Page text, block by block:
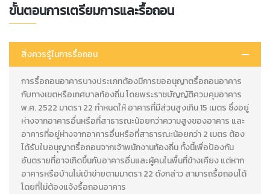
ขั้นตอนการเตรียมการและรื้อถอน
สิ่งควรรู้ในการรื้อถอน
การรื้อถอนอาคารบางประเภทต้องมีการขออนุญาตรื้อถอนอาคาร
กับทางเขตหรือเทศบาลท้องถิ่น โดยพระราชบัญญัติควบคุมอาคาร
พ.ศ. 2522 มาตรา 22 กำหนดให้ อาคารที่มีส่วนสูงเกิน 15 เมตร ซึ่งอยู่
ห่างจากอาคารอื่นหรือที่สาธารณะน้อยกว่าความสูงของอาคาร และ
อาคารที่อยู่ห่างจากอาคารอื่นหรือที่สาธารณะน้อยกว่า 2 เมตร ต้อง
ได้รับใบอนุญาตรื้อถอนจากเจ้าพนักงานท้องถิ่น ทั้งนี้เพื่อป้องกัน
อันตรายที่อาจเกิดขึ้นกับอาคารอื่นและผู้คนในพื้นที่ข้างเคียง แต่หาก
อาคารหรือบ้านไม่เข้าข่ายตามมาตรา 22 ดังกล่าว สามารถรื้อถอนได้
โดยที่ไม่ต้องแจ้งรื้อถอนอาคาร